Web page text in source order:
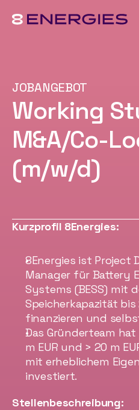
JOBANGEBOT
Working
M&A/Co-
(m/w/d)
Kurzprofil 8Energies:
8Energies ist Project
Manager für Battery
Systems (BESS) mit
Speicherkapazität
finanzieren und
Das Gründerteam
m EUR und > 20 m
mit erheblichem
investiert.
Stellenbeschreibung: